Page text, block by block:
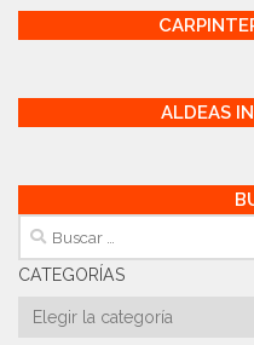
ALDEAS
Buscar:
CATEGORÍAS
Categorías